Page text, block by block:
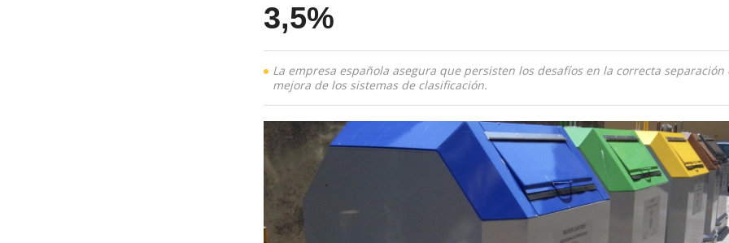
3,5%
La empresa española asegura que persisten los desafíos en la correcta separación
mejora de los sistemas de clasificación.